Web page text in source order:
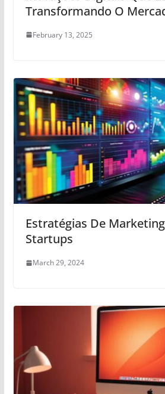
Transformando O
February 13, 2025
Estratégias De
Startups
March 29, 2024